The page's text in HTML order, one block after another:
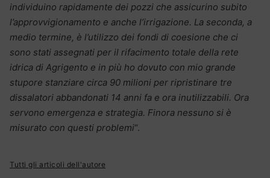
individuino rapidamente dei pozzi che assicurino subito
l’approvvigionamento e anche l’irrigazione. La seconda, a
medio termine, è l’utilizzo dei fondi di coesione che ci
sono stati assegnati per il rifacimento totale della rete
idrica di Agrigento e in più ho dovuto con mio grande
stupore stanziare circa 90 milioni per ripristinare tre
dissalatori abbandonati 14 anni fa e ora inutilizzabili. Ora
servono emergenza e strategia. Finora nessuno si è
misurato con questi problemi“.
Tutti gli articoli dell'autore